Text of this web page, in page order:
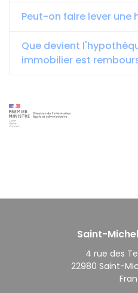
Peut-on faire lever une
Que devient
immobilier est
Saint-
4 rue des
22980 Saint-